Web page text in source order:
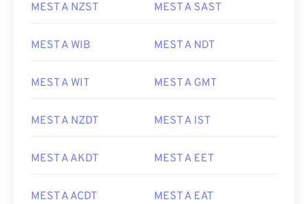
MEST A NZST MEST A SAST
MEST A WIB MEST A NDT
MEST A WIT MEST A GMT
MEST A NZDT MEST A IST
MEST A AKDT MEST A EET
MEST A ACDT MEST A EAT